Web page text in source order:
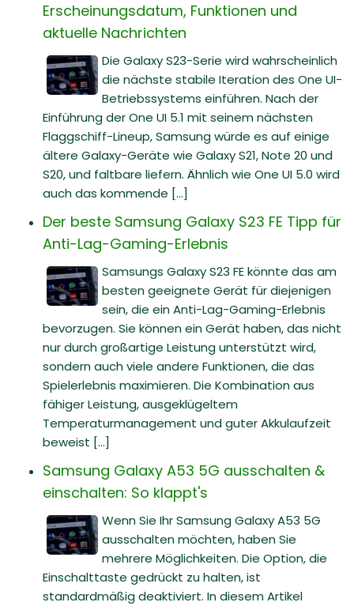
Erscheinungsdatum, Funktionen und
aktuelle Nachrichten
Die Galaxy S23-Serie wird wahrscheinlich
die nächste stabile Iteration des One UI-
Betriebssystems einführen. Nach der
Einführung der One UI 5.1 mit seinem nächsten
Flaggschiff-Lineup, Samsung würde es auf einige
ältere Galaxy-Geräte wie Galaxy S21, Note 20 und
S20, und faltbare liefern. Ähnlich wie One UI 5.0 wird
auch das kommende [...]
Der beste Samsung Galaxy S23 FE Tipp für
Anti-Lag-Gaming-Erlebnis
Samsungs Galaxy S23 FE könnte das am
besten geeignete Gerät für diejenigen
sein, die ein Anti-Lag-Gaming-Erlebnis
bevorzugen. Sie können ein Gerät haben, das nicht
nur durch großartige Leistung unterstützt wird,
sondern auch viele andere Funktionen, die das
Spielerlebnis maximieren. Die Kombination aus
fähiger Leistung, ausgeklügeltem
Temperaturmanagement und guter Akkulaufzeit
beweist [...]
Samsung Galaxy A53 5G ausschalten &
einschalten: So klappt's
Wenn Sie Ihr Samsung Galaxy A53 5G
ausschalten möchten, haben Sie
mehrere Möglichkeiten. Die Option, die
Einschalttaste gedrückt zu halten, ist
standardmäßig deaktiviert. In diesem Artikel